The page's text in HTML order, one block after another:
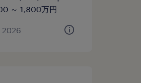
～ 1,800万円
2026